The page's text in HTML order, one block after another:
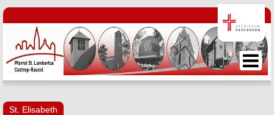
St. Elisabeth